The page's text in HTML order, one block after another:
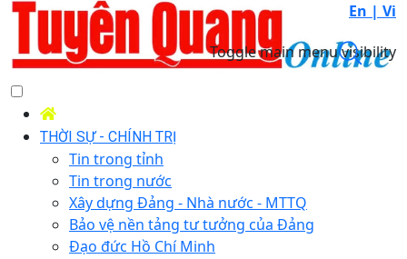
En | Vi
Toggle main menu visibility
THỜI SỰ - CHÍNH TRỊ
Tin trong tỉnh
Tin trong nước
Xây dựng Đảng - Nhà nước - MTTQ
Bảo vệ nền tảng tư tưởng của Đảng
Đạo đức Hồ Chí Minh